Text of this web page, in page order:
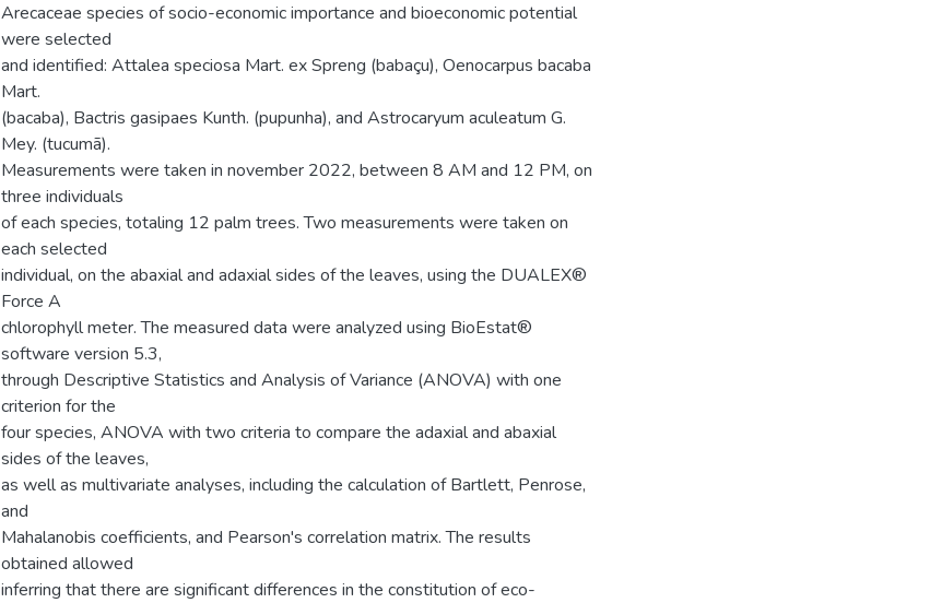
Arecaceae species of socio-economic importance and bioeconomic potential
were selected
and identified: Attalea speciosa Mart. ex Spreng (babaçu), Oenocarpus bacaba
Mart.
(bacaba), Bactris gasipaes Kunth. (pupunha), and Astrocaryum aculeatum G.
Mey. (tucumã).
Measurements were taken in november 2022, between 8 AM and 12 PM, on
three individuals
of each species, totaling 12 palm trees. Two measurements were taken on
each selected
individual, on the abaxial and adaxial sides of the leaves, using the DUALEX®
Force A
chlorophyll meter. The measured data were analyzed using BioEstat®
software version 5.3,
through Descriptive Statistics and Analysis of Variance (ANOVA) with one
criterion for the
four species, ANOVA with two criteria to compare the adaxial and abaxial
sides of the leaves,
as well as multivariate analyses, including the calculation of Bartlett, Penrose,
and
Mahalanobis coefficients, and Pearson's correlation matrix. The results
obtained allowed
inferring that there are significant differences in the constitution of eco-